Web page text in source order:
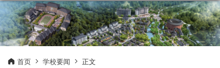
首页 学校要闻 正文